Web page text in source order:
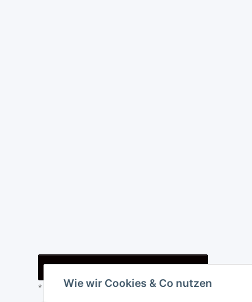
Wie wir Cookies & Co nutzen
Vertrag widerrufen
* Alle Preise inkl. gesetzlicher USt., zzgl. Versand